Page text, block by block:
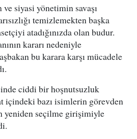
ve siyasi yönetimin savaşı
temizlemekten başka
atadığınızda olan budur.
kararı nedeniyle
bu karara karşı mücadele
ciddi bir hoşnutsuzluk
içindeki bazı isimlerin görevden
yeniden seçilme girişimiyle